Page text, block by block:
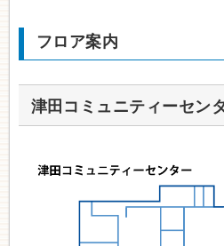
フロア案内
津田コミュニティーセン